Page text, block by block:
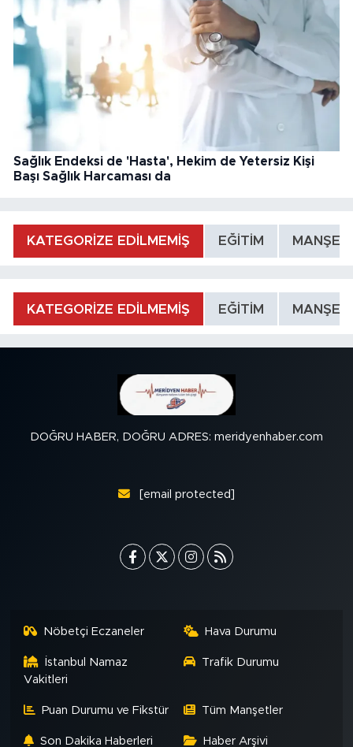
Sağlık Endeksi de 'Hasta', Hekim de Yetersiz Kişi
Başı Sağlık Harcaması da
KATEGORİZE EDİLMEMİŞ EĞİTİM MANŞET
KATEGORİZE EDİLMEMİŞ EĞİTİM MANŞET
DOĞRU HABER, DOĞRU ADRES: meridyenhaber.com
[email protected]
Nöbetçi Eczaneler Hava Durumu
İstanbul Namaz
Vakitleri
Trafik Durumu
Puan Durumu ve Fikstür Tüm Manşetler
Son Dakika Haberleri Haber Arşivi